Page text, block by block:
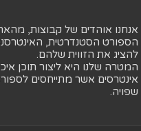
אנחנו אוהדים של קבוצות,
הספורט הסטנדרטית,
להציג את הזווית שלהם.
המטרה שלנו היא ליצור תוכן
אינטרסים אשר מתייחסים
שפויה.